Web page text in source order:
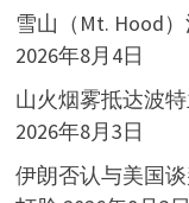
雪山（Mt. Hood
2026年8月4日
山火烟雾抵达波
2026年8月3日
伊朗否认与美国